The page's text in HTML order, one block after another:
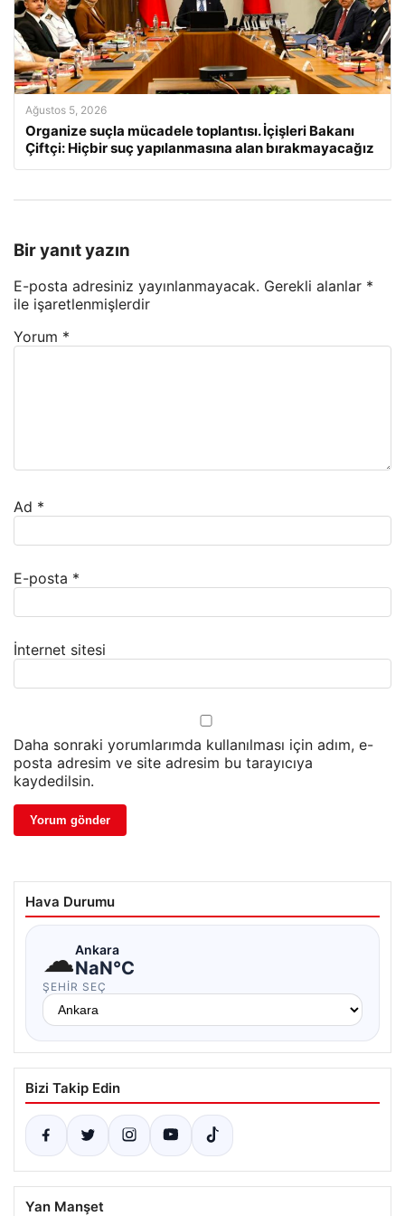
Ağustos 5, 2026
Organize suçla mücadele toplantısı. İçişleri Bakanı
Çiftçi: Hiçbir suç yapılanmasına alan bırakmayacağız
Bir yanıt yazın
E-posta adresiniz yayınlanmayacak. Gerekli alanlar *
ile işaretlenmişlerdir
Yorum *
Ad *
E-posta *
İnternet sitesi
Daha sonraki yorumlarımda kullanılması için adım, e-
posta adresim ve site adresim bu tarayıcıya
kaydedilsin.
Hava Durumu
☁Ankara
NaN°C
ŞEHIR SEÇ
Bizi Takip Edin
Yan Manşet